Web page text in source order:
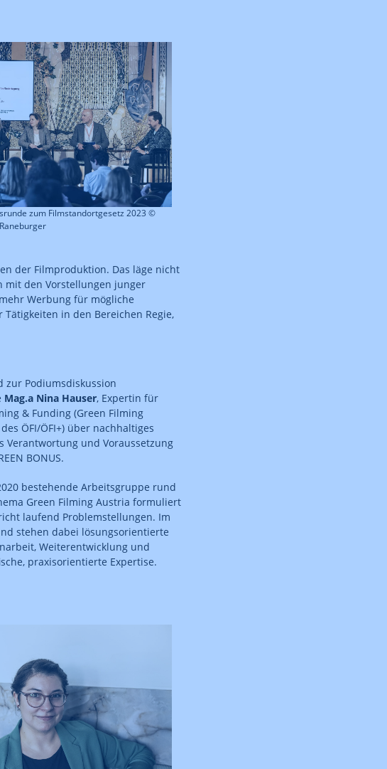
zum Filmstandortgesetz 2023 ©
der Filmproduktion. Das läge nicht
mit den Vorstellungen junger
Werbung für mögliche
in den Bereichen Regie,
zur Podiumsdiskussion
Mag.a Nina Hauser, Expertin für
& Funding (Green Filming
ÖFI/ÖFI+) über nachhaltiges
Verantwortung und Voraussetzung
BONUS.
bestehende Arbeitsgruppe rund
Green Filming Austria formuliert
laufend Problemstellungen. Im
stehen dabei lösungsorientierte
Weiterentwicklung und
praxisorientierte Expertise.